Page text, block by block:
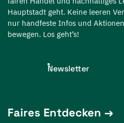
Hauptstadt geht. Keine leeren
nur handfeste Infos und
bewegen. Los geht’s!
Newsletter
Faires Entdecken